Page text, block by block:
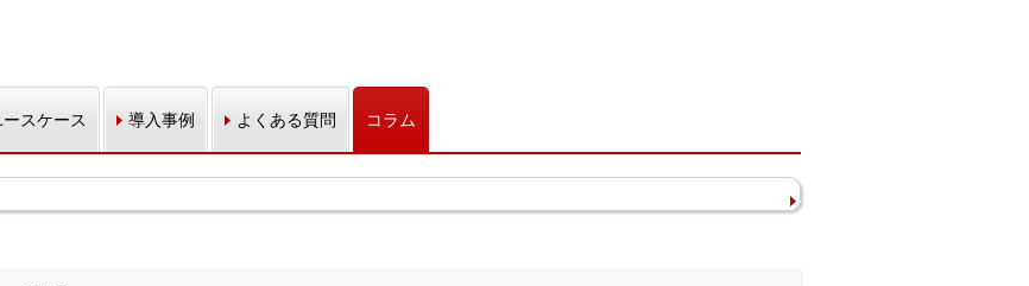
ースケース 導入事例 よくある質問 コラム